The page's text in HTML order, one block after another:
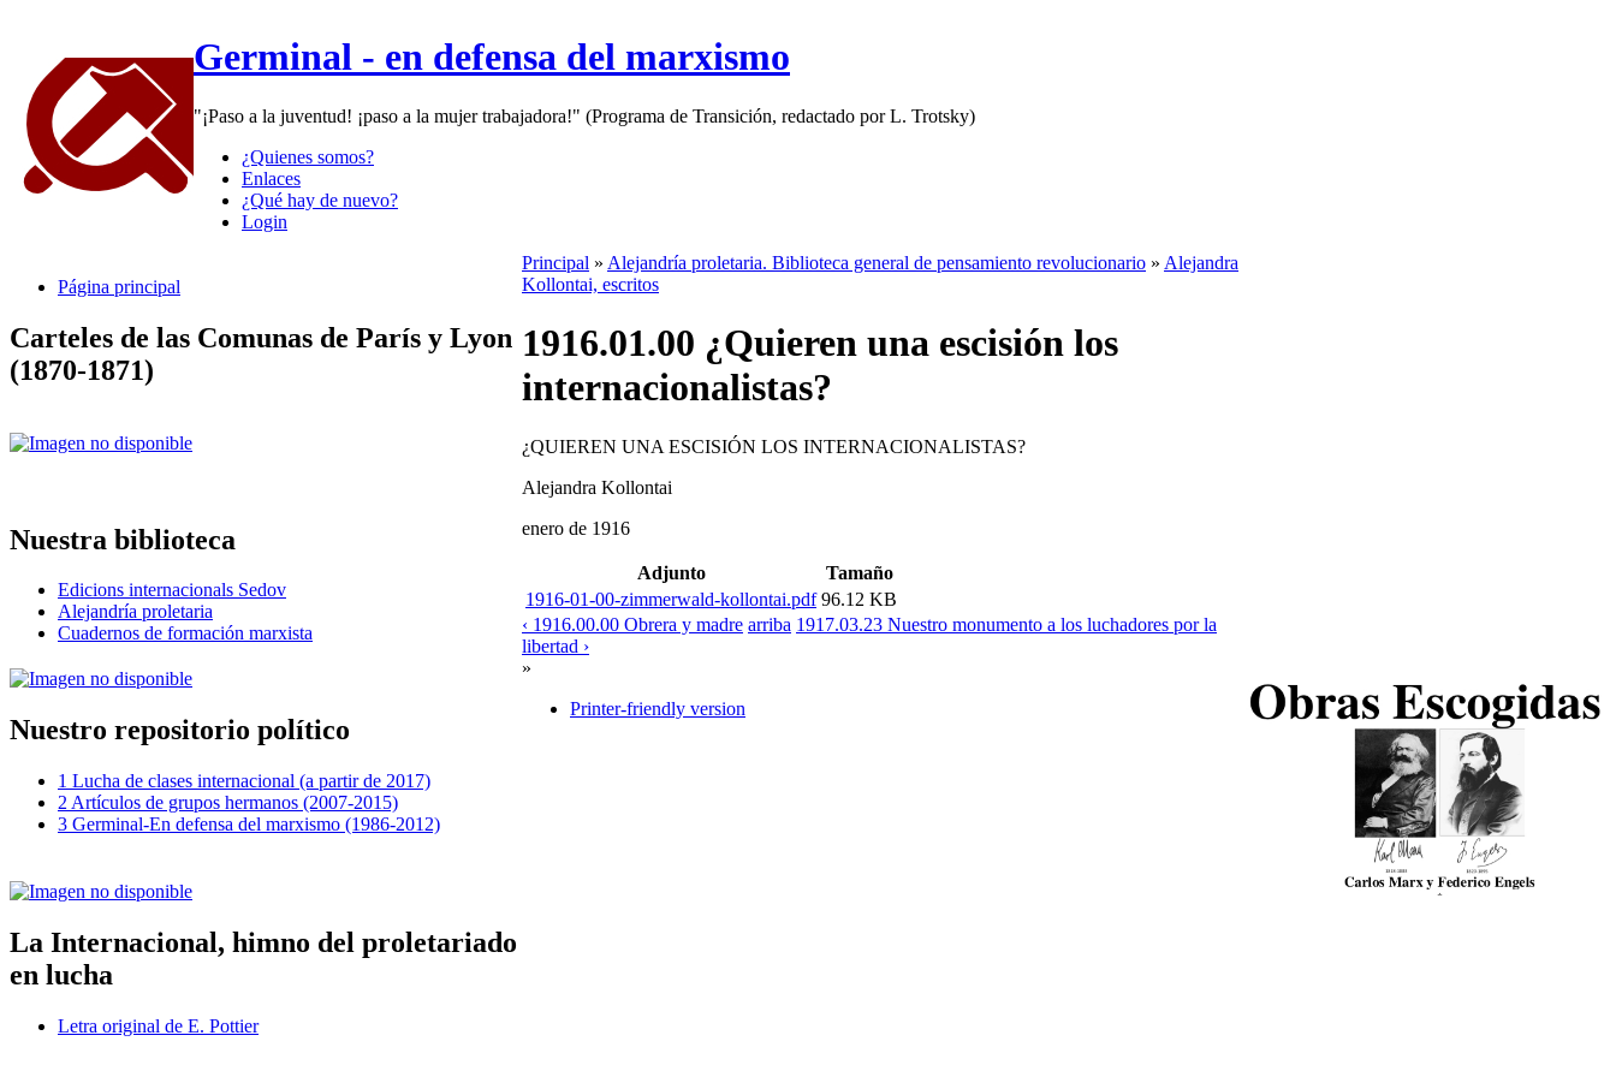
Germinal - en defensa del marxismo
"¡Paso a la juventud! ¡paso a la mujer trabajadora!" (Programa de Transición, redactado por L. Trotsky)
¿Quienes somos?
Enlaces
¿Qué hay de nuevo?
Login
Página principal
Carteles de las Comunas de París y Lyon
(1870-1871)
Nuestra biblioteca
Edicions internacionals Sedov
Alejandría proletaria
Cuadernos de formación marxista
Nuestro repositorio político
1 Lucha de clases internacional (a partir de 2017)
2 Artículos de grupos hermanos (2007-2015)
3 Germinal-En defensa del marxismo (1986-2012)
La Internacional, himno del proletariado
en lucha
Letra original de E. Pottier
Principal » Alejandría proletaria. Biblioteca general de pensamiento revolucionario » Alejandra
Kollontai, escritos
1916.01.00 ¿Quieren una escisión los
internacionalistas?
¿QUIEREN UNA ESCISIÓN LOS INTERNACIONALISTAS?
Alejandra Kollontai
enero de 1916
Adjunto
Tamaño
1916-01-00-zimmerwald-kollontai.pdf 96.12 KB
‹ 1916.00.00 Obrera y madre arriba 1917.03.23 Nuestro monumento a los luchadores por la
libertad ›
»
Printer-friendly version